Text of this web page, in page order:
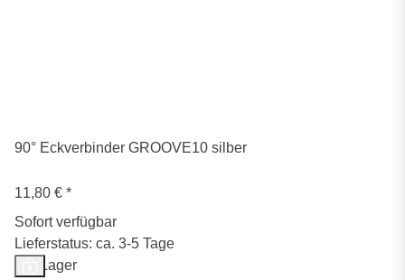
90° Eckverbinder GROOVE10 silber
11,80 € *
Sofort verfügbar
Lieferstatus: ca. 3-5 Tage
Auf Lager